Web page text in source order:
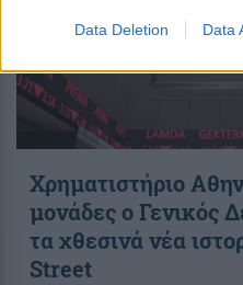
Data Deletion Data
Χρηματιστήριο
μονάδες ο Γενικός
τα χθεσινά νέα
Street